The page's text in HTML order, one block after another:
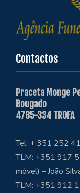
Contactos
Praceta Monge
Bougado
4785-334 TROFA
Tel: + 351 252
TLM: +351 917
móvel) – João
TLM: +351 912